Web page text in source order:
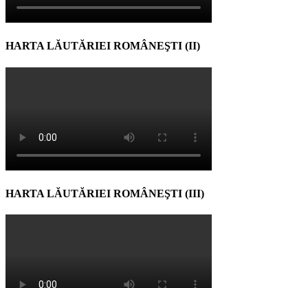
HARTA LĂUTĂRIEI ROMÂNEŞTI (II)
HARTA LĂUTĂRIEI ROMÂNEŞTI (III)